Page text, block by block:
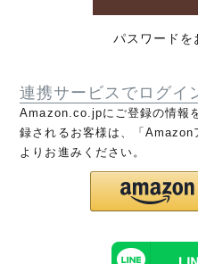
パスワードを
連携サービスでログイ
Amazon.co.jpにご登録の情報
録されるお客様は、「Amazon
よりお進みください。